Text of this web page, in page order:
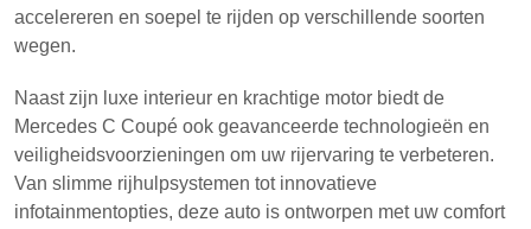
accelereren en soepel te rijden op verschillende soorten
wegen.
Naast zijn luxe interieur en krachtige motor biedt de
Mercedes C Coupé ook geavanceerde technologieën en
veiligheidsvoorzieningen om uw rijervaring te verbeteren.
Van slimme rijhulpsystemen tot innovatieve
infotainmentopties, deze auto is ontworpen met uw comfort